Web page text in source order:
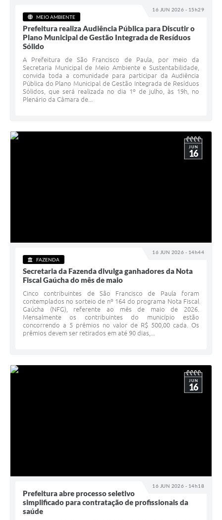
16 JUN 2026 - 15h29
MEIO AMBIENTE
Prefeitura realiza Audiência Pública para Discutir o
Plano Municipal de Gestão Integrada de Resíduos
Sólido
A Prefeitura de São Francisco de Paula, por meio da
Secretaria Municipal de Meio Ambiente e Sustentabilidade,
convida toda a comunidade para participar da Audiência
Pública do Plano Municipal de Gestão Integrada de Resíduos
Sólidos, que será realizada no dia 1º de julho, às 19h, no
Plenário da Câmara de...
16 JUN 2026 - 14h44
JUN
16
FAZENDA
Secretaria da Fazenda divulga ganhadores da Nota
Fiscal Gaúcha do mês de maio
Cinco contribuintes de São Francisco de Paula foram
contemplados no sorteio de nº 164 do programa Nota Fiscal
Gaúcha (NFG), referente ao mês de maio de 2026.
Mensalmente os contribuintes do município estão
concorrendo a 5 prêmios no valor de R$ 500,00 cada. Os
prêmios devem ser retirados em até 90 dias,...
16 JUN 2026 - 14h18
JUN
16
Prefeitura abre processo seletivo
simplificado para contratação de profissionais da
saúde